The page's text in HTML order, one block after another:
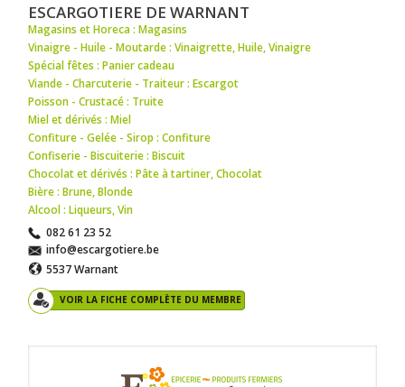
ESCARGOTIERE DE WARNANT
Magasins et Horeca : Magasins
Vinaigre - Huile - Moutarde : Vinaigrette,Huile,Vinaigre
Spécial fêtes : Panier cadeau
Viande - Charcuterie - Traiteur : Escargot
Poisson - Crustacé : Truite
Miel et dérivés : Miel
Confiture - Gelée - Sirop : Confiture
Confiserie - Biscuiterie : Biscuit
Chocolat et dérivés : Pâte à tartiner,Chocolat
Bière : Brune,Blonde
Alcool : Liqueurs,Vin
082 61 23 52
info@escargotiere.be
5537 Warnant
VOIR LA FICHE COMPLÈTE DU MEMBRE